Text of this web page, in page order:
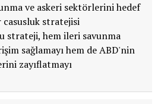
ve askeri sektörlerini hedef
casusluk stratejisi
strateji, hem ileri savunma
sağlamayı hem de ABD'nin
zayıflatmayı